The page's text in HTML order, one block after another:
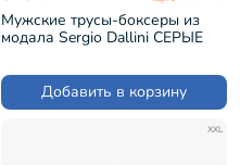
Мужские трусы-боксеры из
модала Sergio Dallini СЕРЫЕ
Добавить в корзину
XXL